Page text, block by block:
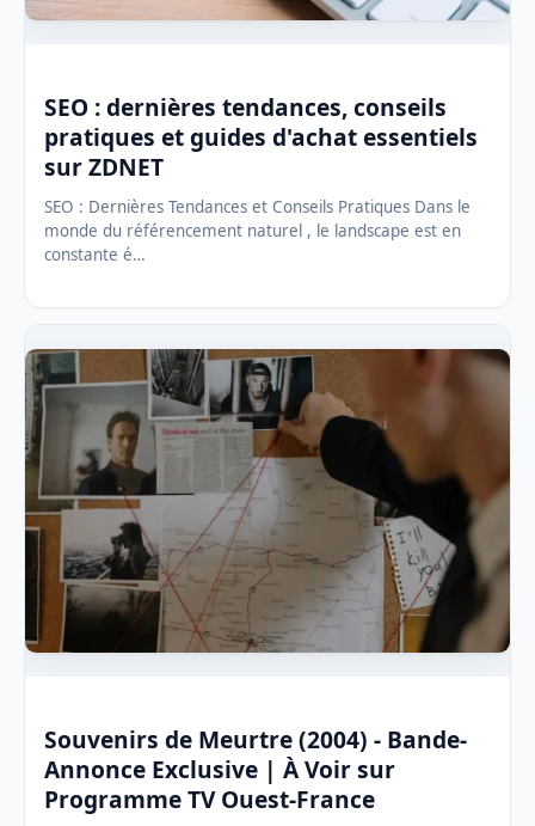
SEO : dernières tendances, conseils
pratiques et guides d'achat essentiels
sur ZDNET
SEO : Dernières Tendances et Conseils Pratiques Dans le
monde du référencement naturel , le landscape est en
constante é…
Souvenirs de Meurtre (2004) - Bande-
Annonce Exclusive | À Voir sur
Programme TV Ouest-France